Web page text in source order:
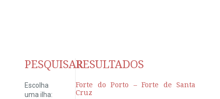
PESQUISAR
Escolha
uma ilha:
RESULTADOS
Forte do Porto – Forte de Santa
Cruz